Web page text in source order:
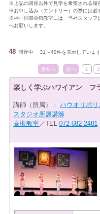
※上記の講座以外で見学を希望される場
※お申し込み（エントリー）の際には必
※神戸国際会館教室には、当社スタッフ
へお願いします。
48 講座中 31～40件を表示しています
最初へ 前へ 1 2
楽しく学ぶハワイアン フ
講師（所属）： ハウオリポリ
スタジオ所属講師
高槻教室 ／TEL 072-682-2481